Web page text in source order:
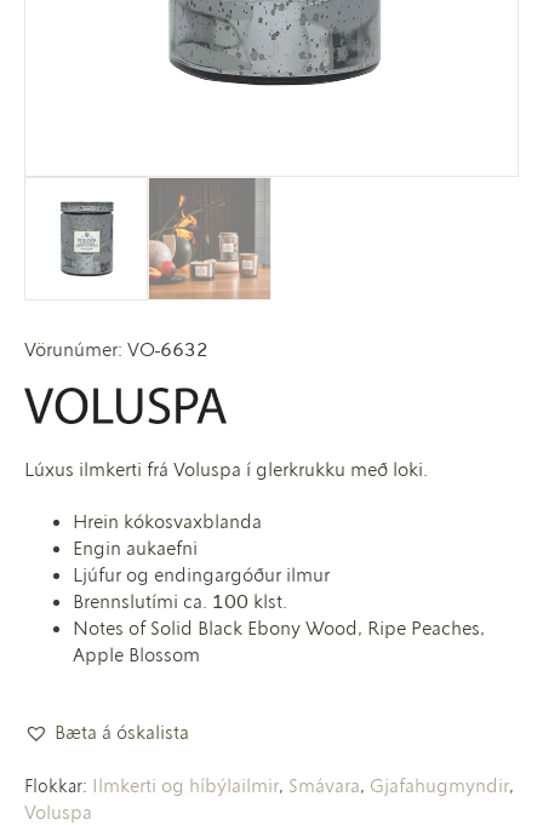
Vörunúmer: VO-6632
Lúxus ilmkerti frá Voluspa í glerkrukku með loki.
Hrein kókosvaxblanda
Engin aukaefni
Ljúfur og endingargóður ilmur
Brennslutími ca. 100 klst.
Notes of Solid Black Ebony Wood, Ripe Peaches,
Apple Blossom
Bæta á óskalista
Flokkar: Ilmkerti og híbýlailmir, Smávara, Gjafahugmyndir,
Voluspa